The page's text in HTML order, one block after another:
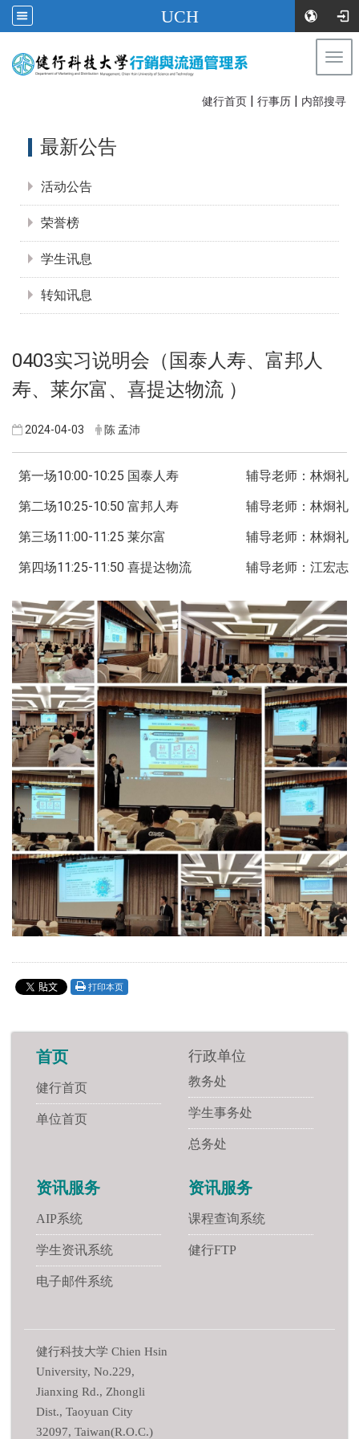
UCH
健行首页 | 行事历 | 内部搜寻
最新公告
活动公告
荣誉榜
学生讯息
转知讯息
0403实习说明会（国泰人寿、富邦人
寿、莱尔富、喜提达物流 ）
2024-04-03 陈 孟沛
第一场10:00-10:25 国泰人寿
辅导老师：林烱礼
第二场10:25-10:50 富邦人寿
辅导老师：林烱礼
第三场11:00-11:25 莱尔富
辅导老师：林烱礼
第四场11:25-11:50 喜提达物流
辅导老师：江宏志
打印本页
首页
健行首页
单位首页
行政单位
教务处
学生事务处
总务处
资讯服务
AIP系统
学生资讯系统
电子邮件系统
资讯服务
课程查询系统
健行FTP
健行科技大学 Chien Hsin
University, No.229,
Jianxing Rd., Zhongli
Dist., Taoyuan City
32097, Taiwan(R.O.C.)